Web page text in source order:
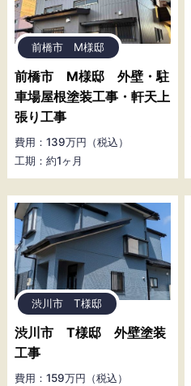
前橋市 M様邸
前橋市 M様邸 外壁・駐
車場屋根塗装工事・軒天上
張り工事
費用：139万円（税込）
工期：約1ヶ月
渋川市 T様邸
渋川市 T様邸 外壁塗装
工事
費用：159万円（税込）